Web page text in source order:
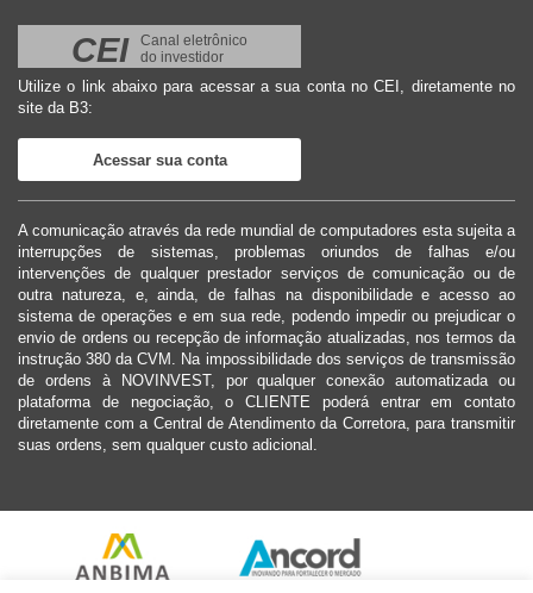
CEI
Canal eletrônico
do investidor
Utilize o link abaixo para acessar a sua conta no CEI, diretamente no
site da B3:
Acessar sua conta
A comunicação através da rede mundial de computadores esta sujeita a
interrupções de sistemas, problemas oriundos de falhas e/ou
intervenções de qualquer prestador serviços de comunicação ou de
outra natureza, e, ainda, de falhas na disponibilidade e acesso ao
sistema de operações e em sua rede, podendo impedir ou prejudicar o
envio de ordens ou recepção de informação atualizadas, nos termos da
instrução 380 da CVM. Na impossibilidade dos serviços de transmissão
de ordens à NOVINVEST, por qualquer conexão automatizada ou
plataforma de negociação, o CLIENTE poderá entrar em contato
diretamente com a Central de Atendimento da Corretora, para transmitir
suas ordens, sem qualquer custo adicional.